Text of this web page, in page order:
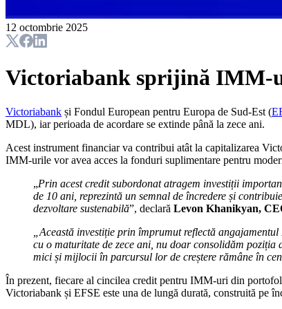
12 octombrie 2025
Victoriabank sprijină IMM-
Victoriabank și Fondul European pentru Europa de Sud-Est (
MDL), iar perioada de acordare se extinde până la zece ani.
Acest instrument financiar va contribui atât la capitalizarea
IMM-urile vor avea acces la fonduri suplimentare pentru
„Prin acest credit subordonat atragem investiții
de 10 ani, reprezintă un semnal de încredere și
dezvoltare sustenabilă”, declară Levon Khanikyan,
„Această investiție prin împrumut reflectă
cu o maturitate de zece ani, nu doar consolidăm
mici și mijlocii în parcursul lor de creștere rămâne în
În prezent, fiecare al cincilea credit pentru IMM-uri din
Victoriabank și EFSE este una de lungă durată, construită pe